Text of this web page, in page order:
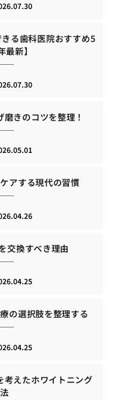
る歯科医院おすすめ5
新】
きのコツを整理！
アする現代の習慣
交換すべき理由
の選択肢を整理する
考えたホワイトニング